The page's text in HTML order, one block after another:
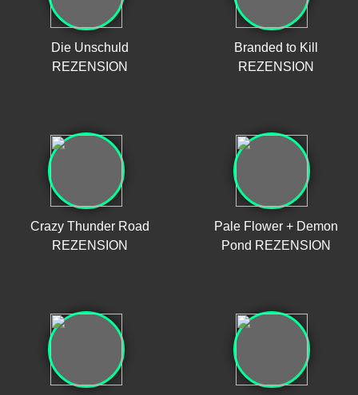
Die Unschuld
REZENSION
Branded to Kill
REZENSION
Crazy Thunder Road
REZENSION
Pale Flower + Demon
Pond REZENSION